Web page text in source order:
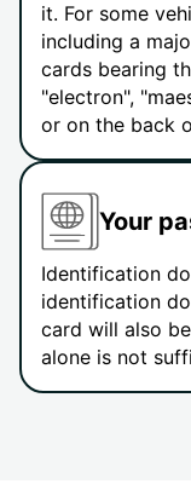
it. For some
including a
cards bearing
"electron",
or on the back
Your
Identification
identification
card will also
alone is not